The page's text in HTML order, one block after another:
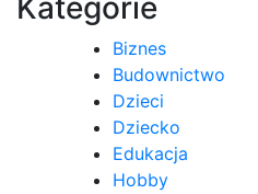
Kategorie
Biznes
Budownictwo
Dzieci
Dziecko
Edukacja
Hobby